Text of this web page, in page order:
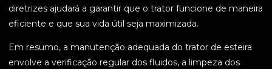
diretrizes ajudará a garantir que o trator funcione de maneira
eficiente e que sua vida útil seja maximizada.
Em resumo, a manutenção adequada do trator de esteira
envolve a verificação regular dos fluidos, a limpeza dos